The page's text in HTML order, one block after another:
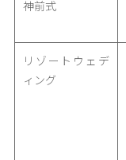
神前式
リゾートウェデ
ィング